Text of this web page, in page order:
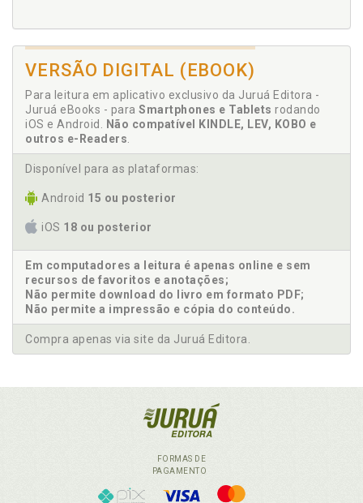
VERSÃO DIGITAL (EBOOK)
Para leitura em aplicativo exclusivo da Juruá Editora -
Juruá eBooks - para Smartphones e Tablets rodando
iOS e Android.
Não compatível KINDLE, LEV, KOBO e
outros e-Readers
Disponível para as plataformas:
Android 15 ou posterior
iOS 18 ou posterior
Em computadores a leitura é apenas online e sem
recursos de favoritos e anotações;
Não permite download do livro em formato PDF;
Não permite a impressão e cópia do conteúdo.
Compra apenas via site da Juruá Editora.
FORMAS DE
PAGAMENTO